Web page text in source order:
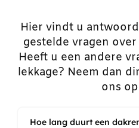
Hier vindt u
gestelde vragen
Heeft u een andere
lekkage? Neem dan
ons
Hoe lang duurt een